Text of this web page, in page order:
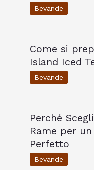
Bevande
Come si
Island Iced
Bevande
Perché
Rame per
Perfetto
Bevande